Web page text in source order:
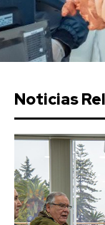
Noticias